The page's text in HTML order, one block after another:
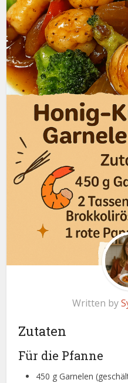
Written by
Zutaten
Für die Pfanne
450 g Garnelen